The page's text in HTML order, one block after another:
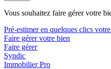
Vous souhaitez faire gérer votre
Pré-estimer en quelques clics
Faire gérer votre bien
Faire gérer
Syndic
Immobilier Pro